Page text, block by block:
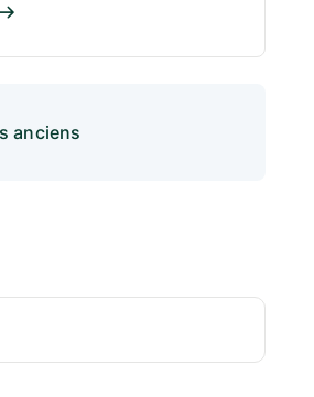
anciens